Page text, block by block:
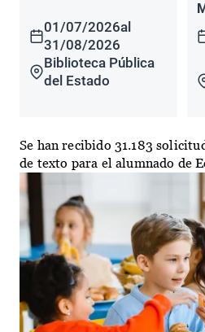
01/07/2026al
31/08/2026
Biblioteca Pública
del Estado
Se han recibido 31.183
de texto para el alumnado de